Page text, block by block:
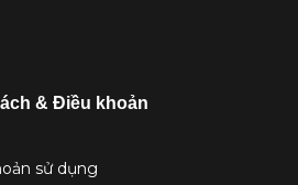
& Điều khoản
sử dụng